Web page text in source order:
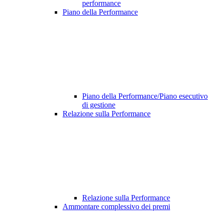
performance
Piano della Performance
Piano della Performance/Piano esecutivo
di gestione
Relazione sulla Performance
Relazione sulla Performance
Ammontare complessivo dei premi